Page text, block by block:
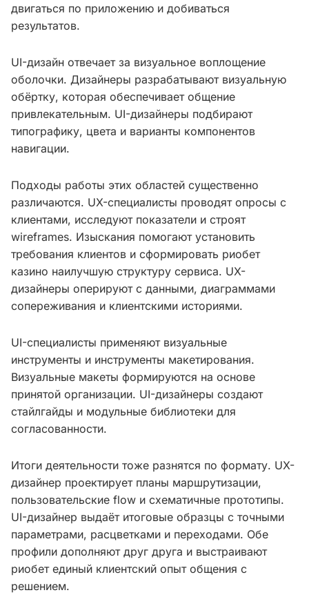
двигаться по приложению и добиваться
результатов.
UI-дизайн отвечает за визуальное воплощение
оболочки. Дизайнеры разрабатывают визуальную
обёртку, которая обеспечивает общение
привлекательным. UI-дизайнеры подбирают
типографику, цвета и варианты компонентов
навигации.
Подходы работы этих областей существенно
различаются. UX-специалисты проводят опросы с
клиентами, исследуют показатели и строят
wireframes. Изыскания помогают установить
требования клиентов и сформировать риобет
казино наилучшую структуру сервиса. UX-
дизайнеры оперируют с данными, диаграммами
сопереживания и клиентскими историями.
UI-специалисты применяют визуальные
инструменты и инструменты макетирования.
Визуальные макеты формируются на основе
принятой организации. UI-дизайнеры создают
стайлгайды и модульные библиотеки для
согласованности.
Итоги деятельности тоже разнятся по формату. UX-
дизайнер проектирует планы маршрутизации,
пользовательские flow и схематичные прототипы.
UI-дизайнер выдаёт итоговые образцы с точными
параметрами, расцветками и переходами. Обе
профили дополняют друг друга и выстраивают
риобет единый клиентский опыт общения с
решением.